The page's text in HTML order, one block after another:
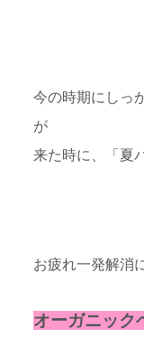
今の時期にしっ
が
来た時に、「夏
お疲れ一発解消
オーガニッ